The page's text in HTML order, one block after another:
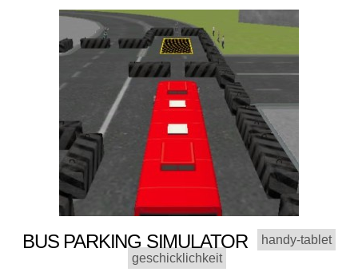
BUS PARKING SIMULATOR
handy-tablet
geschicklichkeit